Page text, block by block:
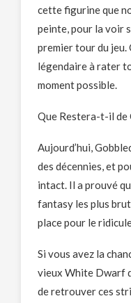
cette figurine que
peinte, pour la voir
premier tour du jeu.
légendaire à rater
moment possible.
Que Restera-t-il de
Aujourd’hui,
des décennies, et
intact. Il a prouvé
fantasy les plus
place pour le
Si vous avez la
vieux White Dwarf
de retrouver ces